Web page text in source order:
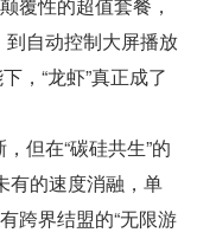
覆性的超值套餐，
自动控制大屏播放
，“龙虾”真正成了
但在“碳硅共生”的
有的速度消融，单
跨界结盟的“无限游